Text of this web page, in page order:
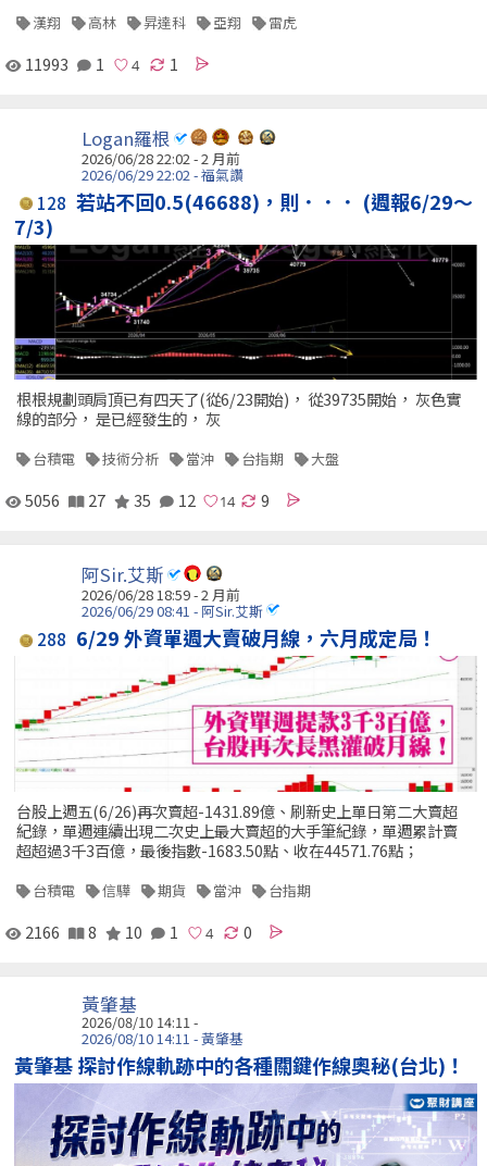
漢翔 高林 昇達科 亞翔 雷虎
11993 1 1
Logan羅根
2026/06/28 22:02 - 2 月前
2026/06/29 22:02 - 福氣讚
128 若站不回0.5(46688)，則．．． (週報6/29～
7/3)
根根規劃頭肩頂已有四天了(從6/23開始)， 從39735開始， 灰色實
線的部分， 是已經發生的， 灰
台積電 技術分析 當沖 台指期 大盤
5056 27 35 12 9
阿Sir.艾斯
2026/06/28 18:59 - 2 月前
2026/06/29 08:41 - 阿Sir.艾斯
288 6/29 外資單週大賣破月線，六月成定局！
台股上週五(6/26)再次賣超-1431.89億、刷新史上單日第二大賣超
紀錄，單週連續出現二次史上最大賣超的大手筆紀錄，單週累計賣
超超過3千3百億，最後指數-1683.50點、收在44571.76點；
台積電 信驊 期貨 當沖 台指期
2166 8 10 1 0
黃肇基
2026/08/10 14:11 -
2026/08/10 14:11 - 黃肇基
黃肇基 探討作線軌跡中的各種關鍵作線奧秘(台北)！